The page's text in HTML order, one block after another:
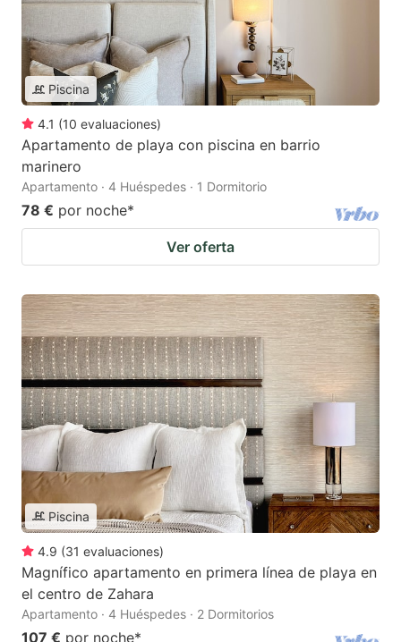
Piscina
4.1 (10 evaluaciones)
Apartamento de playa con piscina en barrio
marinero
Apartamento · 4 Huéspedes · 1 Dormitorio
78 € por noche*
Ver oferta
Piscina
4.9 (31 evaluaciones)
Magnífico apartamento en primera línea de playa en
el centro de Zahara
Apartamento · 4 Huéspedes · 2 Dormitorios
107 € por noche*